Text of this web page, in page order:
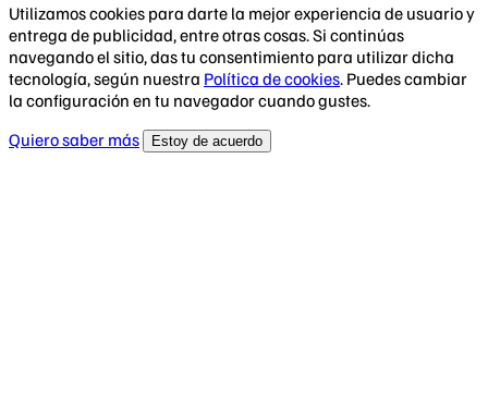
Utilizamos cookies para darte la mejor experiencia de usuario y
entrega de publicidad, entre otras cosas. Si continúas
navegando el sitio, das tu consentimiento para utilizar dicha
tecnología, según nuestra Política de cookies. Puedes cambiar
la configuración en tu navegador cuando gustes.
Quiero saber más
Estoy de acuerdo